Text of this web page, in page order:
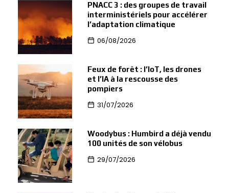
PNACC 3 : des groupes de travail
interministériels pour accélérer
l’adaptation climatique
06/08/2026
Feux de forêt : l’IoT, les drones
et l’IA à la rescousse des
pompiers
31/07/2026
Woodybus : Humbird a déjà vendu
100 unités de son vélobus
29/07/2026